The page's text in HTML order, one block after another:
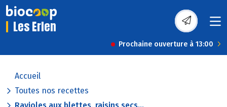
Les Erlen
Prochaine ouverture à 13:00
Accueil
Toutes nos recettes